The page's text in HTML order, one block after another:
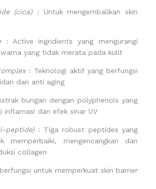
(cica): Untuk mengembalikan skin
: Active ingridients yang mengurangi
yang tidak merata pada kulit
: Teknologi aktif yang berfungsi
dan anti aging
bungan dengan polyphenols yang
inflamasi dan efek sinar UV
peptide) : Tiga robust peptides yang
memperbaiki, mengencangkan dan
collagen
untuk memperkuat skin barrier